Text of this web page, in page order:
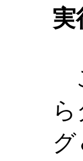
実